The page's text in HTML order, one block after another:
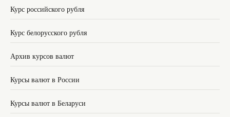
Курс российского рубля
Курс белорусского рубля
Архив курсов валют
Курсы валют в России
Курсы валют в Беларуси